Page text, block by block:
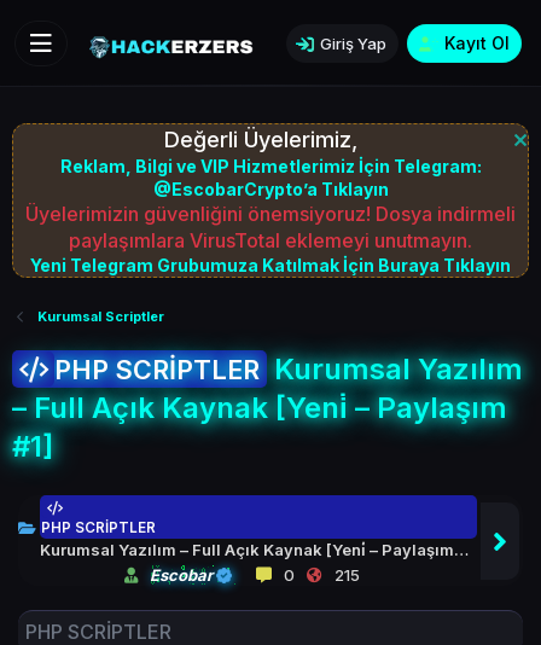
Giriş Yap Kayıt Ol
Değerli Üyelerimiz,
Reklam, Bilgi ve VIP Hizmetlerimiz İçin Telegram:
@EscobarCrypto’a Tıklayın
Üyelerimizin güvenliğini önemsiyoruz! Dosya indirmeli
paylaşımlara VirusTotal eklemeyi unutmayın.
Yeni Telegram Grubumuza Katılmak İçin Buraya Tıklayın
Kurumsal Scriptler
PHP SCRİPTLER Kurumsal Yazılım
– Full Açık Kaynak [Yeni̇ – Paylaşım
#1]
PHP SCRİPTLER
Kurumsal Yazılım – Full Açık Kaynak [Yeni̇ – Paylaşım
Escobar 0 215
PHP SCRİPTLER